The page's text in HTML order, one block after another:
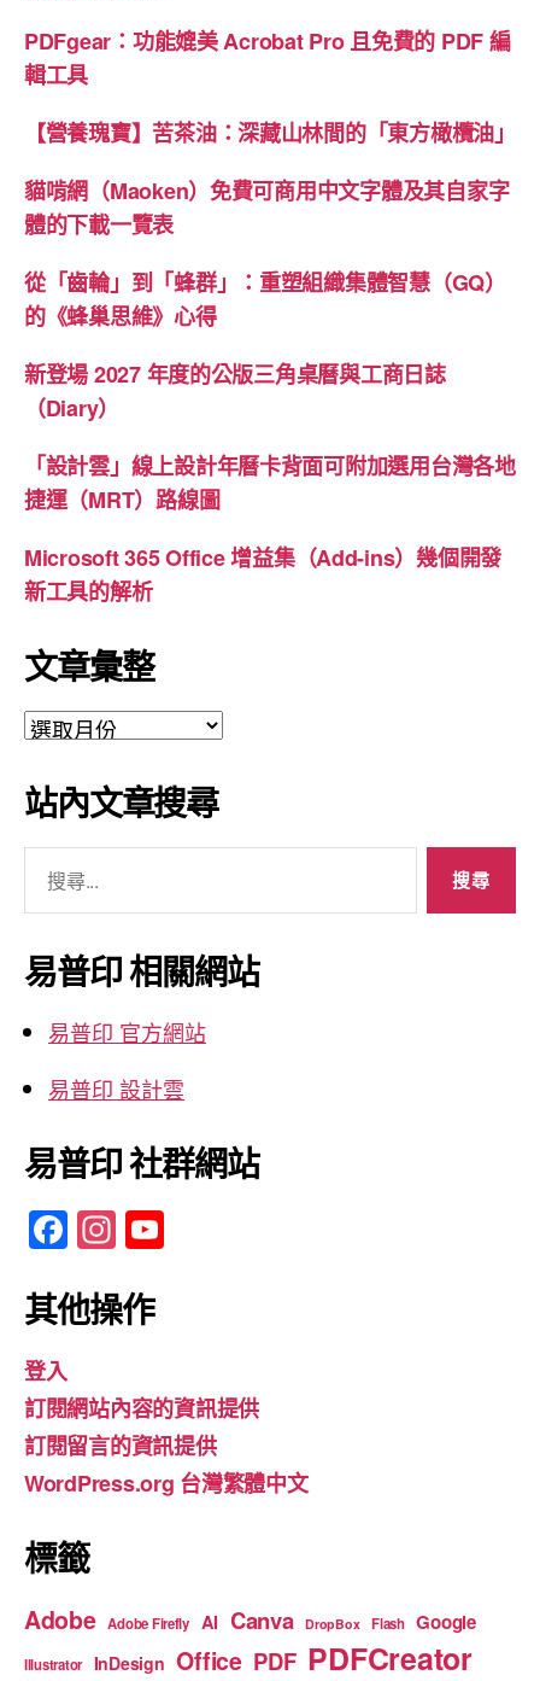
PDFgear：功能媲美 Acrobat Pro 且免費的 PDF 編
輯工具
【營養瑰寶】苦茶油：深藏山林間的「東方橄欖油」
貓啃網（Maoken）免費可商用中文字體及其自家字
體的下載一覽表
從「齒輪」到「蜂群」：重塑組織集體智慧（GQ）
的《蜂巢思維》心得
新登場 2027 年度的公版三角桌曆與工商日誌
（Diary）
「設計雲」線上設計年曆卡背面可附加選用台灣各地
捷運（MRT）路線圖
Microsoft 365 Office 增益集（Add-ins）幾個開發
新工具的解析
文章彙整
文
彙
整
站內文章搜尋
關
鍵
字:
易普印 相關網站
易普印 官方網站
易普印 設計雲
易普印 社群網站
F
a
c
b
o
o
k
In
st
a
gr
a
m
u
b
e
其他操作
登入
訂閱網站內容的資訊提供
訂閱留言的資訊提供
WordPress.org 台灣繁體中文
標籤
Adobe Adobe Firefly AI Canva DropBox Flash Google
Illustrator InDesign Office PDF PDFCreator